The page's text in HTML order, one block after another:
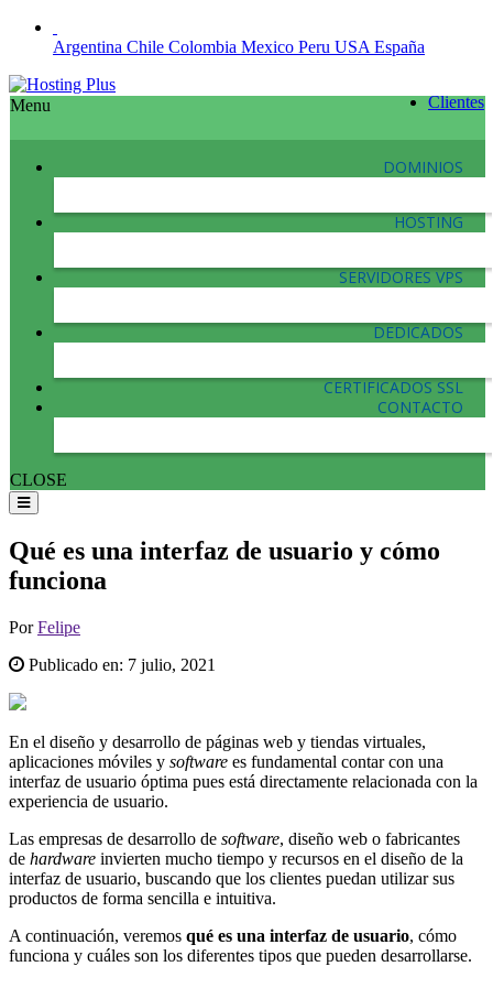
Argentina Chile Colombia Mexico Peru USA España
Clientes
Menu
DOMINIOS
HOSTING
SERVIDORES VPS
DEDICADOS
CERTIFICADOS SSL
CONTACTO
CLOSE
Qué es una interfaz de usuario y cómo
funciona
PorFelipe
Publicado en: 7 julio, 2021
En el diseño y desarrollo de páginas web y tiendas virtuales,
aplicaciones móviles y software es fundamental contar con una
interfaz de usuario óptima pues está directamente relacionada con la
experiencia de usuario.
Las empresas de desarrollo de software, diseño web o fabricantes
de hardware invierten mucho tiempo y recursos en el diseño de la
interfaz de usuario, buscando que los clientes puedan utilizar sus
productos de forma sencilla e intuitiva.
A continuación, veremos qué es una interfaz de usuario, cómo
funciona y cuáles son los diferentes tipos que pueden desarrollarse.